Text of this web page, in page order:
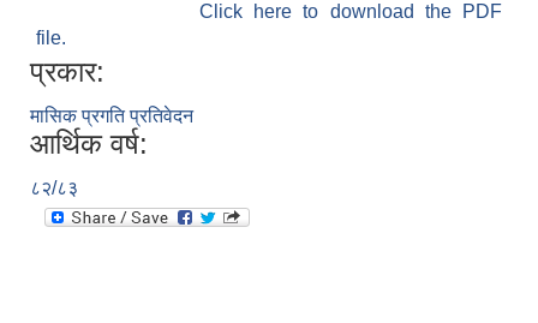
Click here to download the PDF
file.
प्रकार:
मासिक प्रगति प्रतिवेदन
आर्थिक वर्ष:
८२/८३